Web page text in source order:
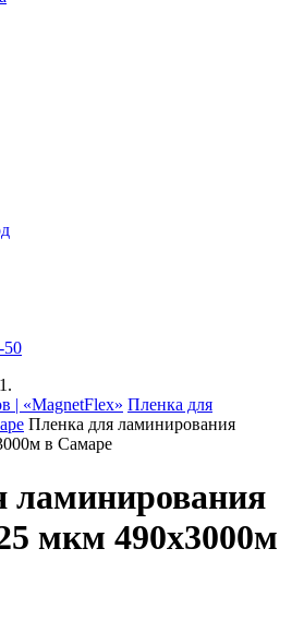
50
| «MagnetFlex» Пленка для
Пленка для ламинирования
в Самаре
ламинирования
мкм 490х3000м